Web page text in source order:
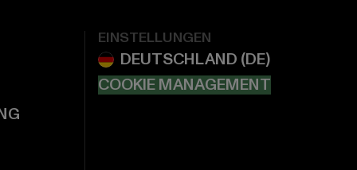
EINSTELLUNGEN
COOKIE MANAGEMENT